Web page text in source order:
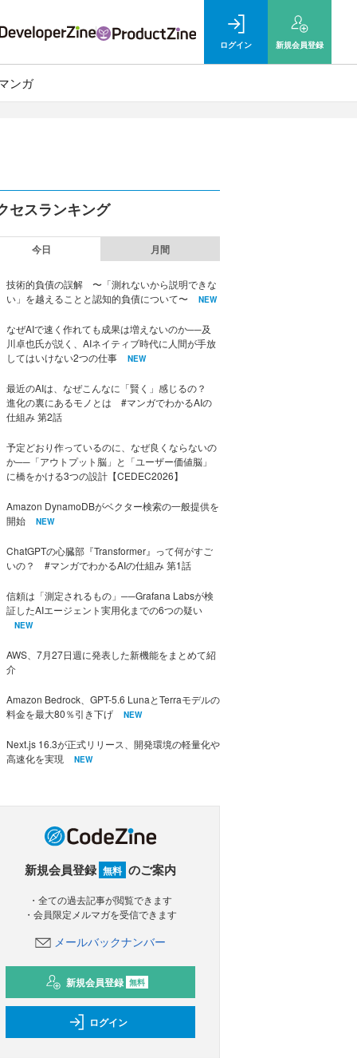
ログイン 新規会員登録
ンガ
セスランキング
今日 月間
技術的負債の誤解 〜「測れないから説明できな
い」を越えることと認知的負債について〜
NEW
なぜAIで速く作れても成果は増えないのか──及
川卓也氏が説く、AIネイティブ時代に人間が手放
してはいけない2つの仕事
NEW
最近のAIは、なぜこんなに「賢く」感じるの？
進化の裏にあるモノとは #マンガでわかるAIの
仕組み 第2話
予定どおり作っているのに、なぜ良くならないの
か──「アウトプット脳」と「ユーザー価値脳」
に橋をかける3つの設計【CEDEC2026】
Amazon DynamoDBがベクター検索の一般提供を
開始
NEW
ChatGPTの心臓部『Transformer』って何がすご
いの？ #マンガでわかるAIの仕組み 第1話
信頼は「測定されるもの」──Grafana Labsが検
証したAIエージェント実用化までの6つの疑い
NEW
AWS、7月27日週に発表した新機能をまとめて紹
介
Amazon Bedrock、GPT-5.6 LunaとTerraモデルの
料金を最大80％引き下げ
NEW
Next.js 16.3が正式リリース、開発環境の軽量化や
高速化を実現
NEW
新規会員登録 無料 のご案内
・全ての過去記事が閲覧できます
・会員限定メルマガを受信できます
メールバックナンバー
新規会員登録 無料
ログイン